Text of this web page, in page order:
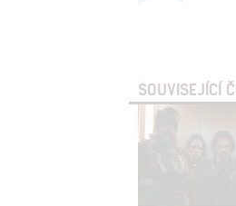
SOUVISEJÍCÍ